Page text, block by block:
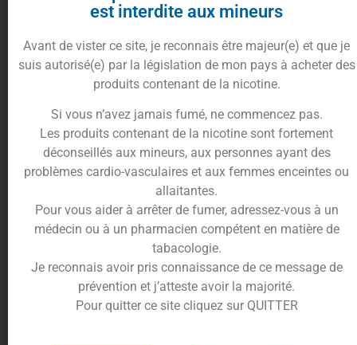
de leur gamme Graham Fuel.
Leconcentré Pecanoest le choix parfait pour les
plus gourmands d’entre vous.
Disponible en format de30ml, ce concentré
pour vos papilles.
Imaginez unbiscuit vanillé délicieusement
parfumé, enrobé denoix de pécancroquantes et
Vos papilles vont s’extasier devant ce mélange
parfaitement équilibré entre la douceur de la
et le côté croquant desfruits à coques
concentré Pecano 30mlest un véritable
classique grâce à sa recette anthologique qui
est interdite aux mineurs
Avant de vister ce site, je reconnais être majeur(e) et que je
suis autorisé(e) par la législation de mon pays à acheter des
produits contenant de la nicotine.
Si vous n’avez jamais fumé, ne commencez pas.
Les produits contenant de la nicotine sont fortement
déconseillés aux mineurs, aux personnes ayant des
problèmes cardio-vasculaires et aux femmes enceintes ou
allaitantes.
Pour vous aider à arrêter de fumer, adressez-vous à un
médecin ou à un pharmacien compétent en matière de
tabacologie.
Je reconnais avoir pris connaissance de ce message de
prévention et j’atteste avoir la majorité.
Pour quitter ce site cliquez sur QUITTER